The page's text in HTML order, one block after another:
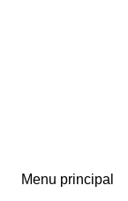
Menu principal